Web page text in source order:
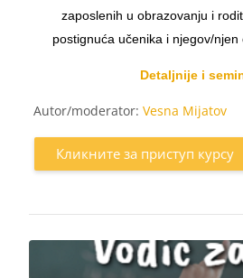
zaposlenih u obrazovanju i
postignuća učenika i njegov/
Detaljnije i
Autor/moderator: Vesna Mijatov
Кликните за приступ курсу